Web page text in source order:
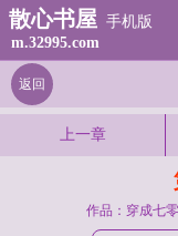
散心书屋 手机版
m.32995.com
返回
上一章
作品：穿成七